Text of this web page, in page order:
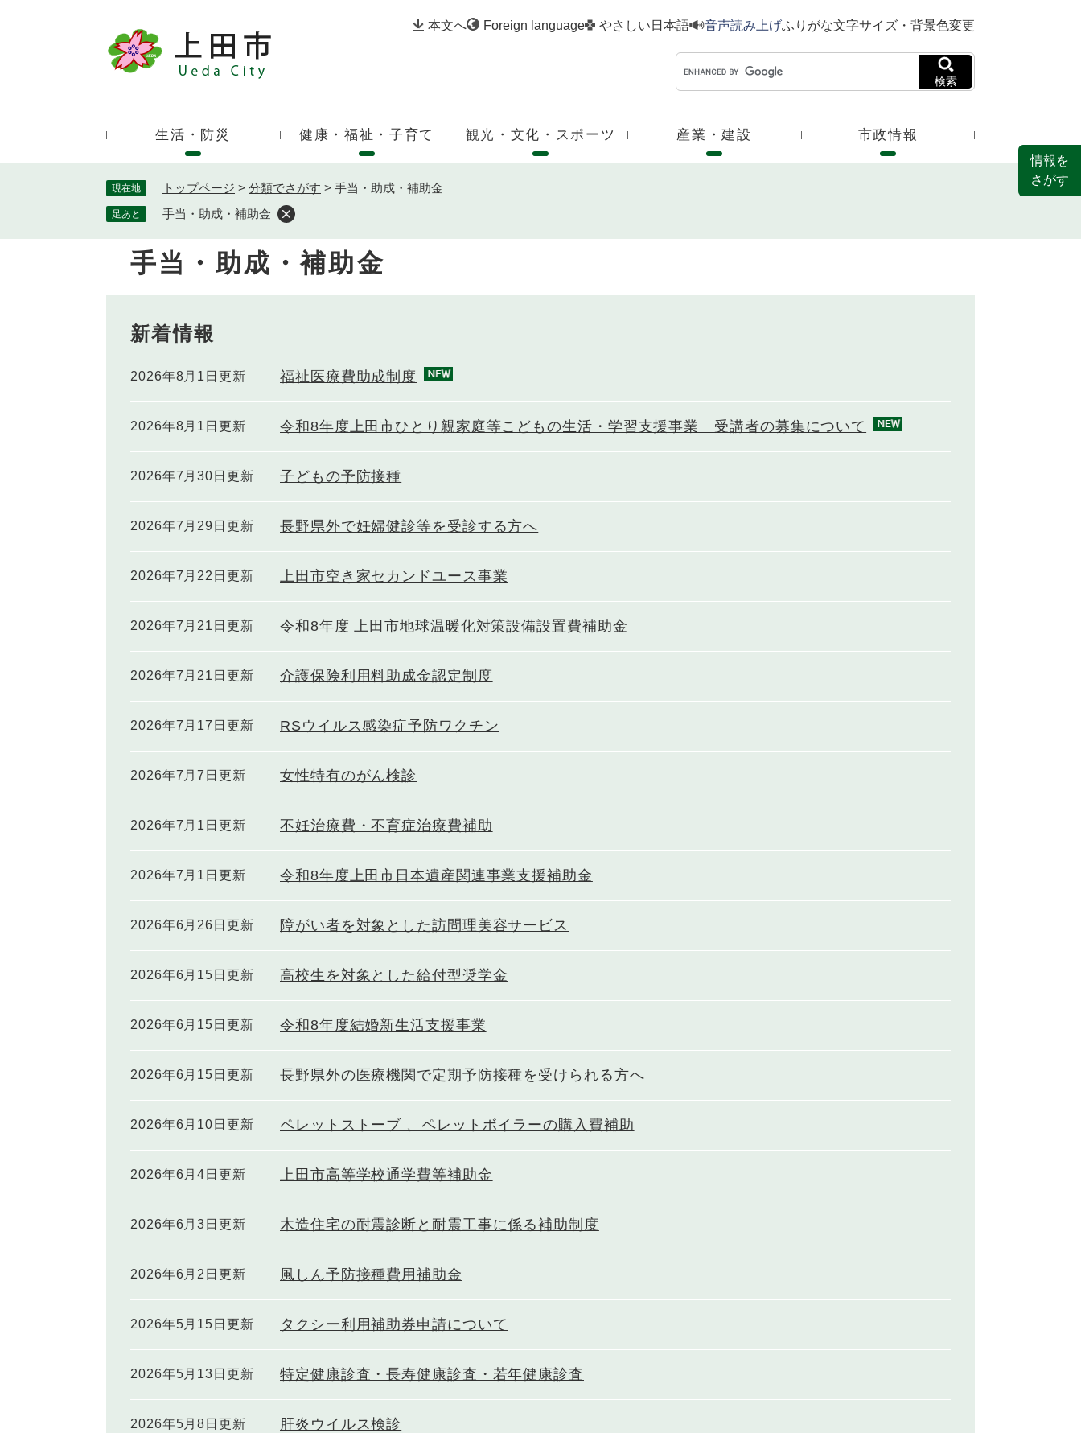
。
本文へ Foreign language やさしい日本語 音声読み上げふりがな文字サイズ・背景色変更
ド
検索
生活・防災 健康・福祉・子育て 観光・文化・スポーツ 産業・建設 市政情報
現在地 トップページ > 分類でさがす > 手当・助成・補助金
足あと 手当・助成・補助金
文
手当・助成・補助金
新着情報
2026年8月1日更新 福祉医療費助成制度
2026年8月1日更新 令和8年度上田市ひとり親家庭等こどもの生活・学習支援事業 受講者の募集について
2026年7月30日更新 子どもの予防接種
2026年7月29日更新 長野県外で妊婦健診等を受診する方へ
2026年7月22日更新 上田市空き家セカンドユース事業
2026年7月21日更新 令和8年度 上田市地球温暖化対策設備設置費補助金
2026年7月21日更新 介護保険利用料助成金認定制度
2026年7月17日更新 RSウイルス感染症予防ワクチン
2026年7月7日更新 女性特有のがん検診
2026年7月1日更新 不妊治療費・不育症治療費補助
2026年7月1日更新 令和8年度上田市日本遺産関連事業支援補助金
2026年6月26日更新 障がい者を対象とした訪問理美容サービス
2026年6月15日更新 高校生を対象とした給付型奨学金
2026年6月15日更新 令和8年度結婚新生活支援事業
2026年6月15日更新 長野県外の医療機関で定期予防接種を受けられる方へ
2026年6月10日更新 ペレットストーブ 、ペレットボイラーの購入費補助
2026年6月4日更新 上田市高等学校通学費等補助金
2026年6月3日更新 木造住宅の耐震診断と耐震工事に係る補助制度
2026年6月2日更新 風しん予防接種費用補助金
2026年5月15日更新 タクシー利用補助券申請について
2026年5月13日更新 特定健康診査・長寿健康診査・若年健康診査
2026年5月8日更新 肝炎ウイルス検診
情報を
さがす